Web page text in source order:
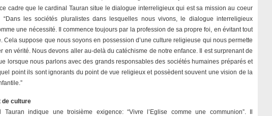
cadre que le cardinal Tauran situe le dialogue interreligieux qui est sa mission au coeur
“Dans les sociétés pluralistes dans lesquelles nous vivons, le dialogue interreligieux
une nécessité. Il commence toujours par la profession de sa propre foi, en évitant tout
Cela suppose que nous soyons en possession d’une culture religieuse qui nous permette
en vérité. Nous devons aller au-delà du catéchisme de notre enfance. Il est surprenant de
lorsque nous parlons avec des grands responsables des sociétés humaines préparés et
point ils sont ignorants du point de vue religieux et possèdent souvent une vision de la
de culture
Tauran indique une troisième exigence: “Vivre l’Eglise comme une communion”. Il